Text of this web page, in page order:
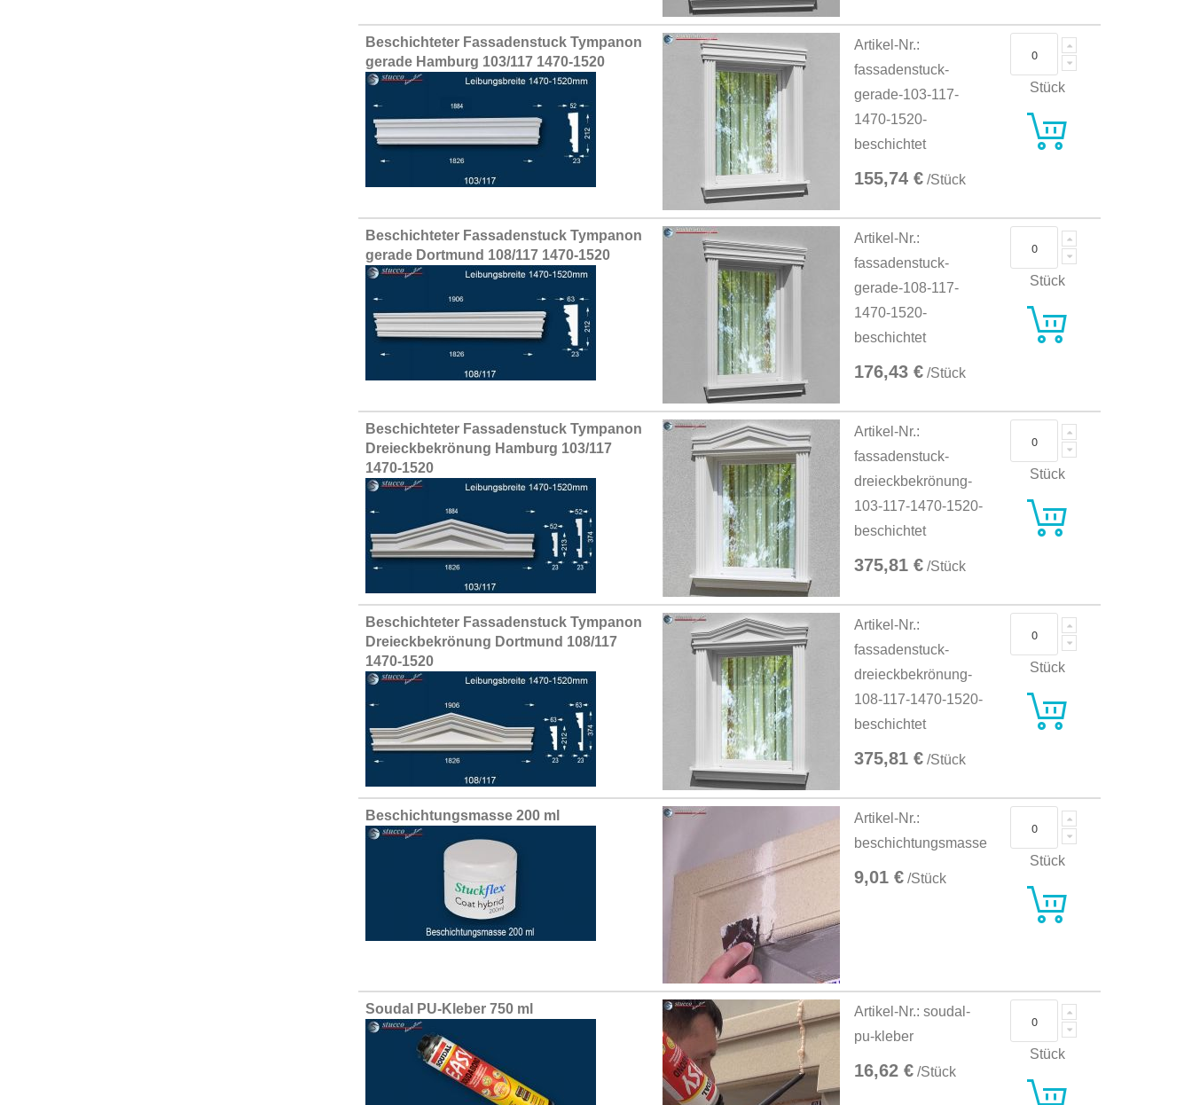
Beschichteter Fassadenstuck Tympanon
gerade Hamburg 103/117 1470-1520
Artikel-Nr.:
fassadenstuck-
gerade-103-117-
1470-1520-
beschichtet
155,74 € /Stück
Stück
Beschichteter Fassadenstuck Tympanon
gerade Dortmund 108/117 1470-1520
Artikel-Nr.:
fassadenstuck-
gerade-108-117-
1470-1520-
beschichtet
176,43 € /Stück
Stück
Beschichteter Fassadenstuck Tympanon
Dreieckbekrönung Hamburg 103/117
1470-1520
Artikel-Nr.:
fassadenstuck-
dreieckbekrönung-
103-117-1470-1520-
beschichtet
375,81 € /Stück
Stück
Beschichteter Fassadenstuck Tympanon
Dreieckbekrönung Dortmund 108/117
1470-1520
Artikel-Nr.:
fassadenstuck-
dreieckbekrönung-
108-117-1470-1520-
beschichtet
375,81 € /Stück
Stück
Beschichtungsmasse 200 ml
Artikel-Nr.:
beschichtungsmasse
9,01 € /Stück
Stück
Soudal PU-Kleber 750 ml
Artikel-Nr.: soudal-
pu-kleber
16,62 € /Stück
Stück